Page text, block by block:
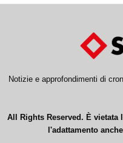
Notizie e approfondimenti di
All Rights Reserved. È
l'adattamento